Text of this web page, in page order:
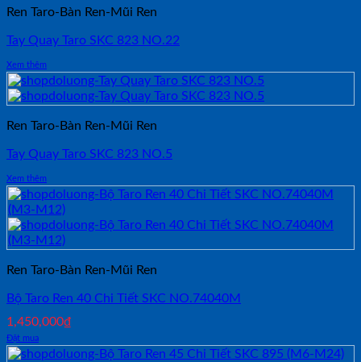
Ren Taro-Bàn Ren-Mũi Ren
Tay Quay Taro SKC 823 NO.22
Xem thêm
Ren Taro-Bàn Ren-Mũi Ren
Tay Quay Taro SKC 823 NO.5
Xem thêm
Ren Taro-Bàn Ren-Mũi Ren
Bộ Taro Ren 40 Chi Tiết SKC NO.74040M
1,450,000₫
Đặt mua